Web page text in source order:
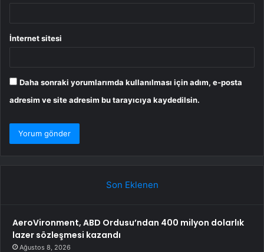
İnternet sitesi
Daha sonraki yorumlarımda kullanılması için adım, e-posta
adresim ve site adresim bu tarayıcıya kaydedilsin.
Son Eklenen
AeroVironment, ABD Ordusu’ndan 400 milyon dolarlık
lazer sözleşmesi kazandı
Ağustos 8, 2026